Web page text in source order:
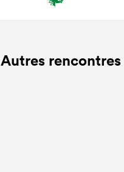
Autres rencontres